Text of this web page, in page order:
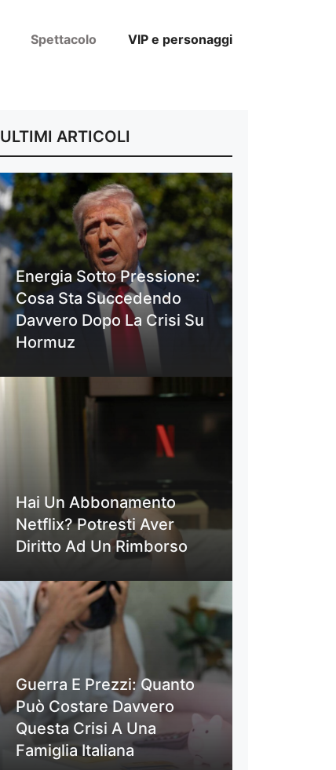
Spettacolo VIP e personaggi
ULTIMI ARTICOLI
Energia Sotto Pressione:
Cosa Sta Succedendo
Davvero Dopo La Crisi Su
Hormuz
Hai Un Abbonamento
Netflix? Potresti Aver
Diritto Ad Un Rimborso
Guerra E Prezzi: Quanto
Può Costare Davvero
Questa Crisi A Una
Famiglia Italiana